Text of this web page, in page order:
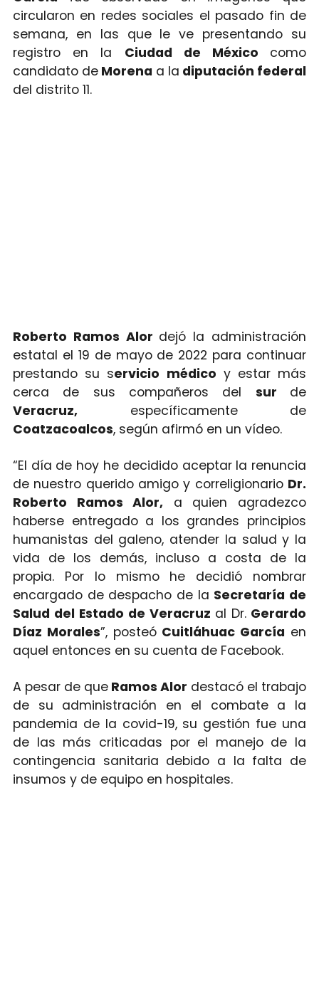
circularon en redes sociales el pasado fin de
semana, en las que le ve presentando su
registro en la Ciudad de México como
candidato deMorena a la diputación federal
del distrito 11.
Roberto Ramos Alor dejó la administración
estatal el 19 de mayo de 2022 para continuar
prestando su servicio médico y estar más
cerca de sus compañeros del sur de
Veracruz,específicamente de
Coatzacoalcos, según afirmó en un vídeo.
“El día de hoy he decidido aceptar la renuncia
de nuestro querido amigo y correligionario Dr.
Roberto Ramos Alor, a quien agradezco
haberse entregado a los grandes principios
humanistas del galeno, atender la salud y la
vida de los demás, incluso a costa de la
propia. Por lo mismo he decidió nombrar
encargado de despacho de la Secretaría de
Salud del Estado de Veracruz al Dr. Gerardo
Díaz Morales”, posteóCuitláhuac García en
aquel entonces en su cuenta de Facebook.
A pesar de queRamos Alor destacó el trabajo
de su administración en el combate a la
pandemia de la covid-19, su gestión fue una
de las más criticadas por el manejo de la
contingencia sanitaria debido a la falta de
insumos y de equipo en hospitales.